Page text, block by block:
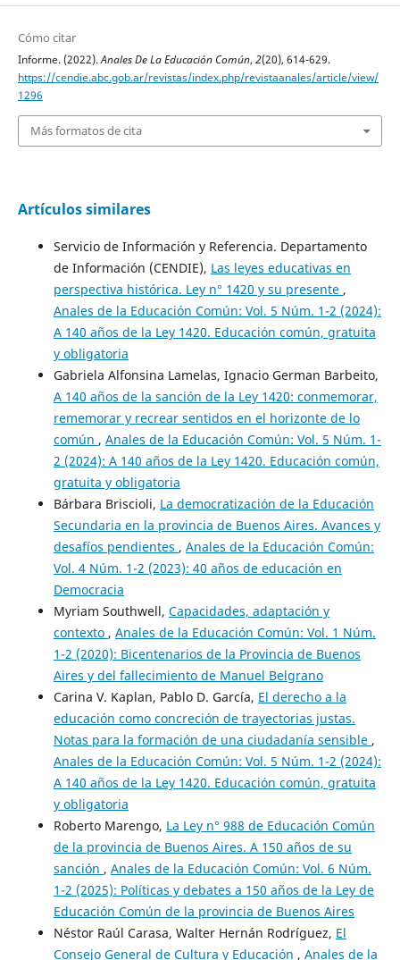
Cómo citar
Informe. (2022).Anales De La Educación Común, 2(20), 614-629.
https://cendie.abc.gob.ar/revistas/index.php/revistaanales/article/view/
1296
Más formatos de cita
Artículos similares
Servicio de Información y Referencia. Departamento
de Información (CENDIE), Las leyes educativas en
perspectiva histórica. Ley n° 1420 y su presente ,
Anales de la Educación Común: Vol. 5 Núm. 1-2 (2024):
A 140 años de la Ley 1420. Educación común, gratuita
y obligatoria
Gabriela Alfonsina Lamelas, Ignacio German Barbeito,
A 140 años de la sanción de la Ley 1420: conmemorar,
rememorar y recrear sentidos en el horizonte de lo
común , Anales de la Educación Común: Vol. 5 Núm. 1-
2 (2024): A 140 años de la Ley 1420. Educación común,
gratuita y obligatoria
Bárbara Briscioli, La democratización de la Educación
Secundaria en la provincia de Buenos Aires. Avances y
desafíos pendientes , Anales de la Educación Común:
Vol. 4 Núm. 1-2 (2023): 40 años de educación en
Democracia
Myriam Southwell, Capacidades, adaptación y
contexto , Anales de la Educación Común: Vol. 1 Núm.
1-2 (2020): Bicentenarios de la Provincia de Buenos
Aires y del fallecimiento de Manuel Belgrano
Carina V. Kaplan, Pablo D. García, El derecho a la
educación como concreción de trayectorias justas.
Notas para la formación de una ciudadanía sensible ,
Anales de la Educación Común: Vol. 5 Núm. 1-2 (2024):
A 140 años de la Ley 1420. Educación común, gratuita
y obligatoria
Roberto Marengo, La Ley n° 988 de Educación Común
de la provincia de Buenos Aires. A 150 años de su
sanción , Anales de la Educación Común: Vol. 6 Núm.
1-2 (2025): Políticas y debates a 150 años de la Ley de
Educación Común de la provincia de Buenos Aires
Néstor Raúl Carasa, Walter Hernán Rodríguez, El
Consejo General de Cultura y Educación , Anales de la